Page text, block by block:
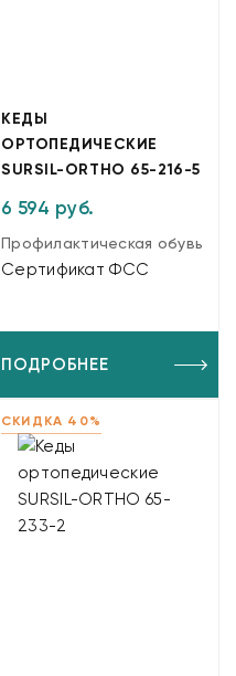
КЕДЫ
ОРТОПЕДИЧЕСКИЕ
SURSIL-ORTHO 65-216-5
6 594 руб.
Профилактическая обувь
Сертификат ФСС
ПОДРОБНЕЕ
СКИДКА 40%